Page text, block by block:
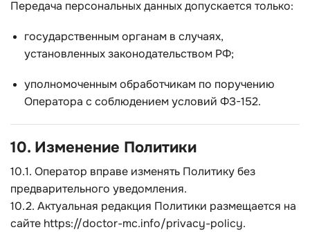
Передача персональных данных допускается только:
государственным органам в случаях,
установленных законодательством РФ;
уполномоченным обработчикам по поручению
Оператора с соблюдением условий ФЗ-152.
10. Изменение Политики
10.1. Оператор вправе изменять Политику без
предварительного уведомления.
10.2. Актуальная редакция Политики размещается на
сайте https://doctor-mc.info/privacy-policy.